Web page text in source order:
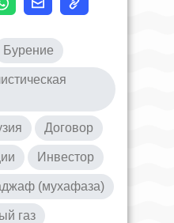
Бурение
Договор
Инвестор
(мухафаза)
газ